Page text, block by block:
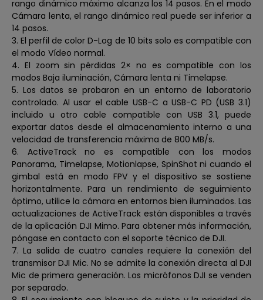
rango dinámico máximo alcanza los 14 pasos. En el modo
Cámara lenta, el rango dinámico real puede ser inferior a
14 pasos.
3. El perfil de color D-Log de 10 bits solo es compatible con
el modo Vídeo normal.
4. El zoom sin pérdidas 2× no es compatible con los
modos Baja iluminación, Cámara lenta ni Timelapse.
5. Los datos se probaron en un entorno de laboratorio
controlado. Al usar el cable USB-C a USB-C PD (USB 3.1)
incluido u otro cable compatible con USB 3.1, puede
exportar datos desde el almacenamiento interno a una
velocidad de transferencia máxima de 800 MB/s.
6. ActiveTrack no es compatible con los modos
Panorama, Timelapse, Motionlapse, SpinShot ni cuando el
gimbal está en modo FPV y el dispositivo se sostiene
horizontalmente. Para un rendimiento de seguimiento
óptimo, utilice la cámara en entornos bien iluminados. Las
actualizaciones de ActiveTrack están disponibles a través
de la aplicación DJI Mimo. Para obtener más información,
póngase en contacto con el soporte técnico de DJI.
7. La salida de cuatro canales requiere la conexión del
transmisor DJI Mic. No se admite la conexión directa al DJI
Mic de primera generación. Los micrófonos DJI se venden
por separado.